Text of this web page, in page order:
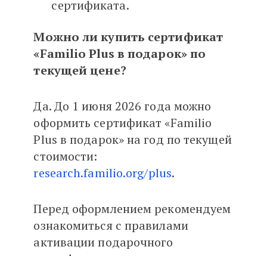
сертификата.
Можно ли купить сертификат
«Familio Plus в подарок» по
текущей цене?
Да. До 1 июня 2026 года можно
оформить сертификат «Familio
Plus в подарок» на год по текущей
стоимости:
research.familio.org/plus.
Перед оформлением рекомендуем
ознакомиться с правилами
активации подарочного